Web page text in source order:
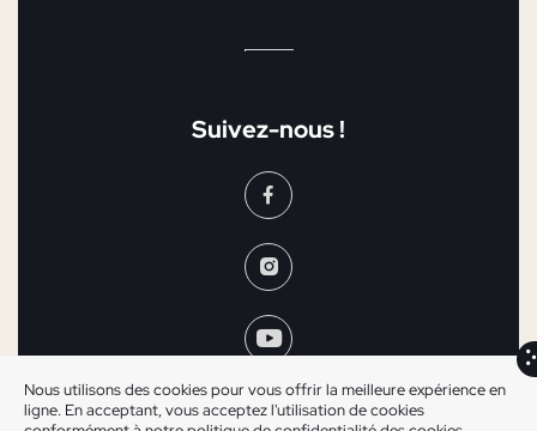
Suivez-nous !
Nous utilisons des cookies pour vous offrir la meilleure expérience en
ligne. En acceptant, vous acceptez l'utilisation de cookies